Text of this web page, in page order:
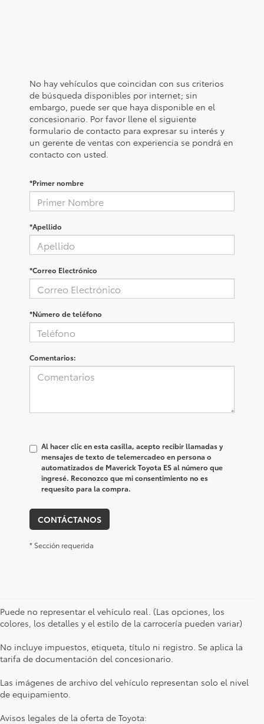
No hay vehículos que coincidan con sus criterios
de búsqueda disponibles por internet; sin
embargo, puede ser que haya disponible en el
concesionario. Por favor llene el siguiente
formulario de contacto para expresar su interés y
un gerente de ventas con experiencia se pondrá en
contacto con usted.
*Primer nombre
*Apellido
*Correo Electrónico
*Número de teléfono
Comentarios:
Al hacer clic en esta casilla, acepto recibir llamadas y
mensajes de texto de telemercadeo en persona o
automatizados de Maverick Toyota ES al número que
ingresé. Reconozco que mi consentimiento no es
requesito para la compra.
CONTÁCTANOS
* Sección requerida
Puede no representar el vehículo real. (Las opciones, los
colores, los detalles y el estilo de la carrocería pueden variar)
No incluye impuestos, etiqueta, título ni registro. Se aplica la
tarifa de documentación del concesionario.
Las imágenes de archivo del vehículo representan solo el nivel
de equipamiento.
Avisos legales de la oferta de Toyota: